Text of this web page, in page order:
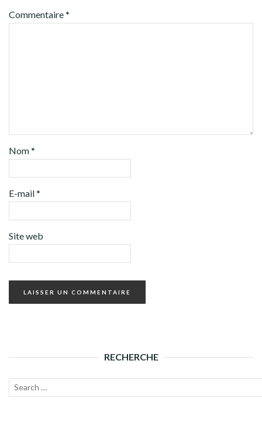
Commentaire*
Nom*
E-mail*
Site web
RECHERCHE
Recherche